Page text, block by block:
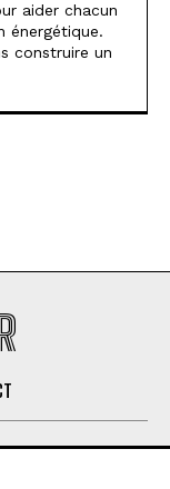
aider chacun
énergétique.
construire un